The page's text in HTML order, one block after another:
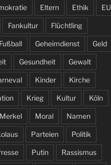
Eltern Ethik EU
Fankultur Flüchtling
Fußball Geheimdienst Geld
Gesundheit Gewalt
Kinder Kirche
Krieg Kultur Köln
Merkel Moral Namen
Parteien Politik
Putin Rassismus